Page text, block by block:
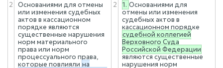
2
Основаниями для отмены
или изменения судебных
актов в кассационном
порядке являются
существенные нарушения
норм материального
права или норм
процессуального права,
которые повлияли на
2 1. Основаниями для
отмены или изменения
судебных актов в
кассационном порядке
судебной коллегией
Верховного Суда
Российской Федерации
являются существенные
нарушения норм